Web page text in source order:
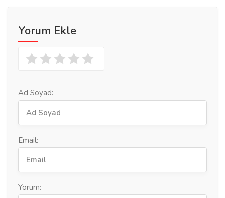
Yorum Ekle
Ad Soyad:
Email:
Yorum: